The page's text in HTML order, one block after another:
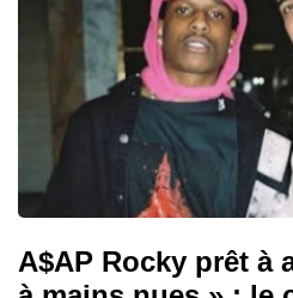
A$AP Rocky prêt à